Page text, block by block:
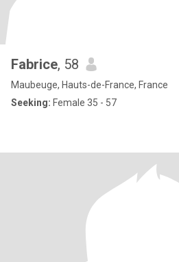
Fabrice, 58
Maubeuge, Hauts-de-France, France
Seeking: Female 35 - 57